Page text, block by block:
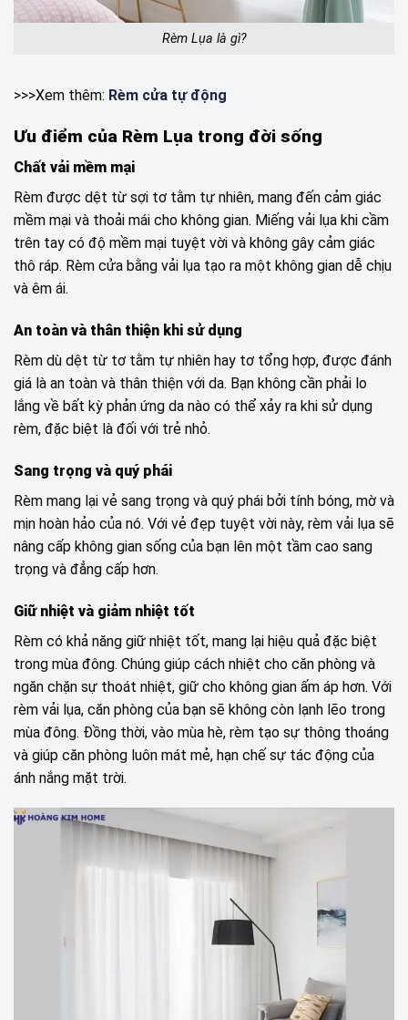
Rèm Lụa là gì?
>>>Xem thêm: Rèm cửa tự động
Ưu điểm của Rèm Lụa trong đời sống
Chất vải mềm mại
Rèm được dệt từ sợi tơ tằm tự nhiên, mang đến cảm giác
mềm mại và thoải mái cho không gian. Miếng vải lụa khi cầm
trên tay có độ mềm mại tuyệt vời và không gây cảm giác
thô ráp. Rèm cửa bằng vải lụa tạo ra một không gian dễ chịu
và êm ái.
An toàn và thân thiện khi sử dụng
Rèm dù dệt từ tơ tằm tự nhiên hay tơ tổng hợp, được đánh
giá là an toàn và thân thiện với da. Bạn không cần phải lo
lắng về bất kỳ phản ứng da nào có thể xảy ra khi sử dụng
rèm, đặc biệt là đối với trẻ nhỏ.
Sang trọng và quý phái
Rèm mang lại vẻ sang trọng và quý phái bởi tính bóng, mờ và
mịn hoàn hảo của nó. Với vẻ đẹp tuyệt vời này, rèm vải lụa sẽ
nâng cấp không gian sống của bạn lên một tầm cao sang
trọng và đẳng cấp hơn.
Giữ nhiệt và giảm nhiệt tốt
Rèm có khả năng giữ nhiệt tốt, mang lại hiệu quả đặc biệt
trong mùa đông. Chúng giúp cách nhiệt cho căn phòng và
ngăn chặn sự thoát nhiệt, giữ cho không gian ấm áp hơn. Với
rèm vải lụa, căn phòng của bạn sẽ không còn lạnh lẽo trong
mùa đông. Đồng thời, vào mùa hè, rèm tạo sự thông thoáng
và giúp căn phòng luôn mát mẻ, hạn chế sự tác động của
ánh nắng mặt trời.